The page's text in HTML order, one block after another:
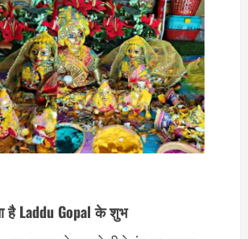
है Laddu Gopal के शुभ